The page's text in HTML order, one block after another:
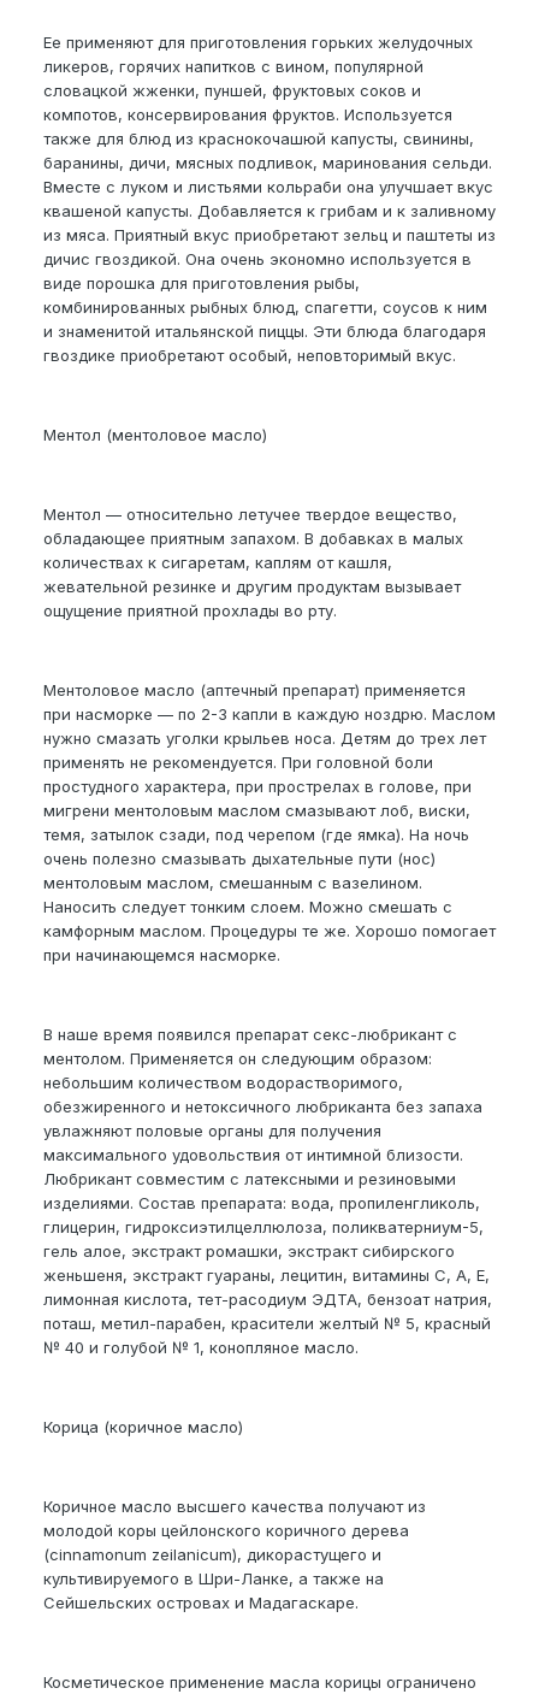
Ее применяют для приготовления горьких желудочных
ликеров, горячих напитков с вином, популярной
словацкой жженки, пуншей, фруктовых соков и
компотов, консервирования фруктов. Используется
также для блюд из краснокочашюй капусты, свинины,
баранины, дичи, мясных подливок, маринования сельди.
Вместе с луком и листьями кольраби она улучшает вкус
квашеной капусты. Добавляется к грибам и к заливному
из мяса. Приятный вкус приобретают зельц и паштеты из
дичис гвоздикой. Она очень экономно используется в
виде порошка для приготовления рыбы,
комбинированных рыбных блюд, спагетти, соусов к ним
и знаменитой итальянской пиццы. Эти блюда благодаря
гвоздике приобретают особый, неповторимый вкус.
Ментол (ментоловое масло)
Ментол — относительно летучее твердое вещество,
обладающее приятным запахом. В добавках в малых
количествах к сигаретам, каплям от кашля,
жевательной резинке и другим продуктам вызывает
ощущение приятной прохлады во рту.
Ментоловое масло (аптечный препарат) применяется
при насморке — по 2-3 капли в каждую ноздрю. Маслом
нужно смазать уголки крыльев носа. Детям до трех лет
применять не рекомендуется. При головной боли
простудного характера, при прострелах в голове, при
мигрени ментоловым маслом смазывают лоб, виски,
темя, затылок сзади, под черепом (где ямка). На ночь
очень полезно смазывать дыхательные пути (нос)
ментоловым маслом, смешанным с вазелином.
Наносить следует тонким слоем. Можно смешать с
камфорным маслом. Процедуры те же. Хорошо помогает
при начинающемся насморке.
В наше время появился препарат секс-любрикант с
ментолом. Применяется он следующим образом:
небольшим количеством водорастворимого,
обезжиренного и нетоксичного любриканта без запаха
увлажняют половые органы для получения
максимального удовольствия от интимной близости.
Любрикант совместим с латексными и резиновыми
изделиями. Состав препарата: вода, пропиленгликоль,
глицерин, гидроксиэтилцеллюлоза, поликватерниум-5,
гель алое, экстракт ромашки, экстракт сибирского
женьшеня, экстракт гуараны, лецитин, витамины С, А, Е,
лимонная кислота, тет-расодиум ЭДТА, бензоат натрия,
поташ, метил-парабен, красители желтый № 5, красный
№ 40 и голубой № 1, конопляное масло.
Корица (коричное масло)
Коричное масло высшего качества получают из
молодой коры цейлонского коричного дерева
(cinnamonum zeilanicum), дикорастущего и
культивируемого в Шри-Ланке, а также на
Сейшельских островах и Мадагаскаре.
Косметическое применение масла корицы ограничено